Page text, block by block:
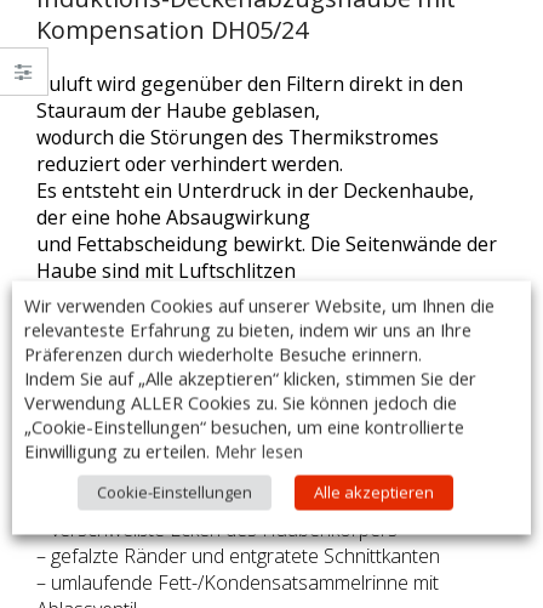
Kompensation DH05/24
Zuluft wird gegenüber den Filtern direkt in den
Stauraum der Haube geblasen,
wodurch die Störungen des Thermikstromes
reduziert oder verhindert werden.
Es entsteht ein Unterdruck in der Deckenhaube,
der eine hohe Absaugwirkung
und Fettabscheidung bewirkt. Die Seitenwände der
Haube sind mit Luftschlitzen
ausgestattet um Abluft und Zuluft in den Raum zu
kompensieren.
Ausführung:
– OHNE MOTOR
– Maße: 2400 x 1800 x 450mm
– bestimmt für das Abführen von Wrasen
– hergestellt aus rostfreiem, ferritischem Stahl AISI 441
– verschweißte Ecken des Haubenkörpers
– gefalzte Ränder und entgratete Schnittkanten
– umlaufende Fett-/Kondensatsammelrinne mit
Wir verwenden Cookies auf unserer Website, um Ihnen die
relevanteste Erfahrung zu bieten, indem wir uns an Ihre
Präferenzen durch wiederholte Besuche erinnern.
Indem Sie auf „Alle akzeptieren“ klicken, stimmen Sie der
Verwendung ALLER Cookies zu. Sie können jedoch die
„Cookie-Einstellungen“ besuchen, um eine kontrollierte
Einwilligung zu erteilen. Mehr lesen
Cookie-Einstellungen Alle akzeptieren